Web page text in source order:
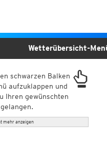
schwarzen Balken
aufzuklappen und
Ihren gewünschten
mehr anzeigen
Wetterübersicht-